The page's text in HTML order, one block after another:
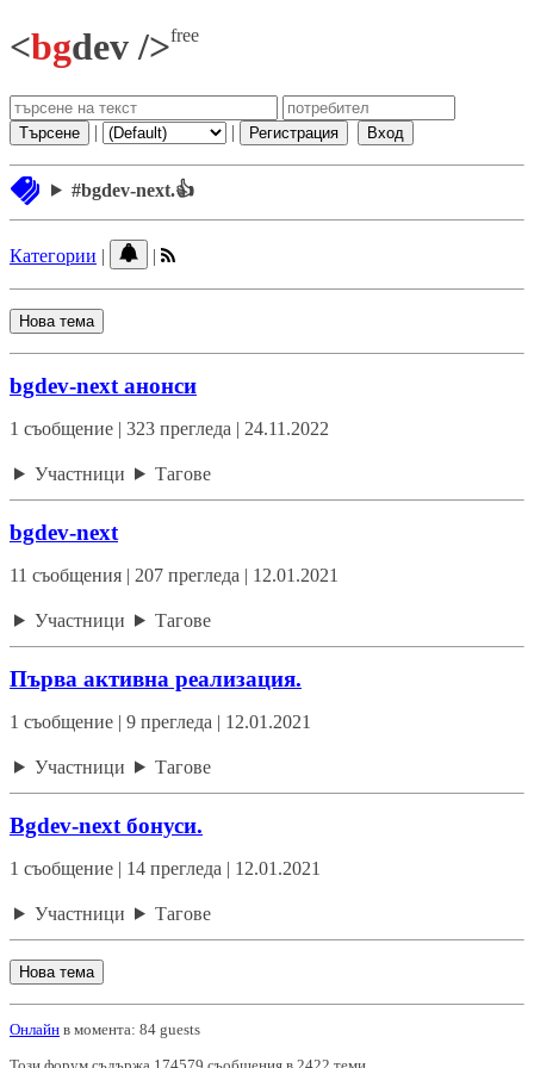
<bgdev />free
Търсене | | Регистрация Вход
#bgdev-next.👍
Категории | |
Нова тема
bgdev-next анонси
1 съобщение | 323 прегледа | 24.11.2022
Участници Тагове
bgdev-next
11 съобщения | 207 прегледа | 12.01.2021
Участници Тагове
Първа активна реализация.
1 съобщение | 9 прегледа | 12.01.2021
Участници Тагове
Bgdev-next бонуси.
1 съобщение | 14 прегледа | 12.01.2021
Участници Тагове
Нова тема
Онлайн в момента: 84 guests